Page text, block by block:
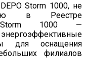
Storm 1000, не
в Реестре
Storm 1000 —
для оснащения
филиалов